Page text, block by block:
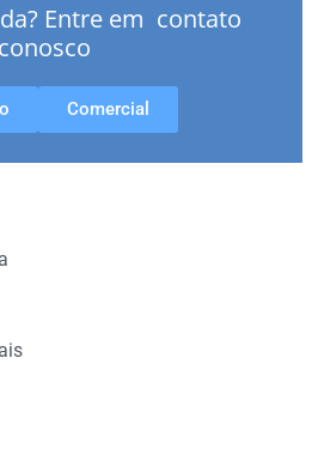
Entre em contato
conosco
Comercial